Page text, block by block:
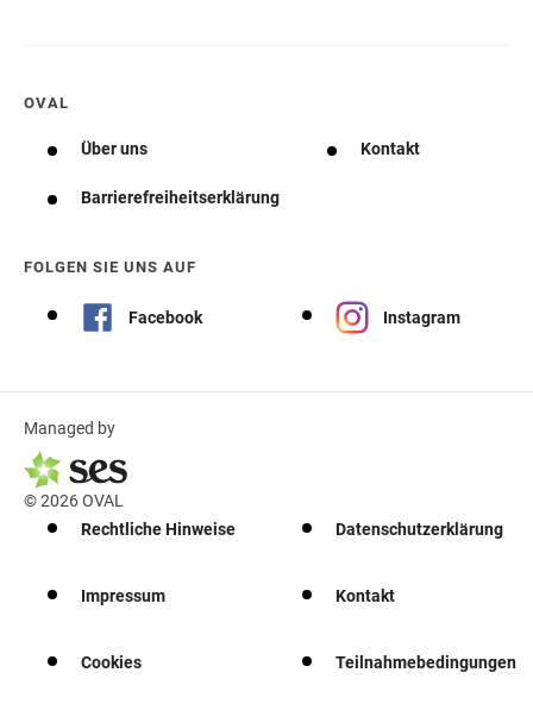
OVAL
Über uns Kontakt
Barrierefreiheitserklärung
FOLGEN SIE UNS AUF
Facebook Instagram
Managed by
© 2026 OVAL
Rechtliche Hinweise
Datenschutzerklärung
Impressum Kontakt
Cookies Teilnahmebedingungen